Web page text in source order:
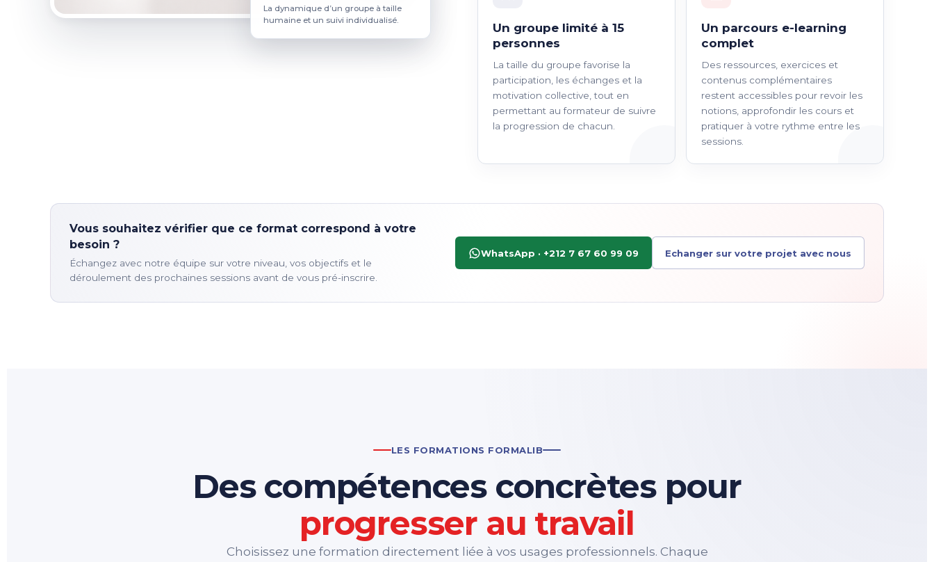
La dynamique d’un groupe à taille
humaine et un suivi individualisé.
Un groupe limité à 15
personnes
La taille du groupe favorise la
participation, les échanges et la
motivation collective, tout en
permettant au formateur de suivre
la progression de chacun.
Un parcours e-learning
complet
Des ressources, exercices et
contenus complémentaires
restent accessibles pour revoir les
notions, approfondir les cours et
pratiquer à votre rythme entre les
sessions.
Vous souhaitez vérifier que ce format correspond à votre
besoin ?
Échangez avec notre équipe sur votre niveau, vos objectifs et le
déroulement des prochaines sessions avant de vous pré-inscrire.
WhatsApp · +212 7 67 60 99 09 Echanger sur votre projet avec nous
LES FORMATIONS FORMALIB
Des compétences concrètes pour
progresser au travail
Choisissez une formation directement liée à vos usages professionnels. Chaque